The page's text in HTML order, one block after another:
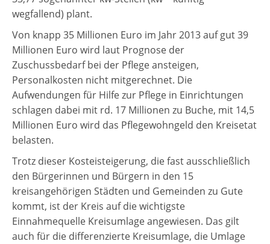
wegfallend) plant.
Von knapp 35 Millionen Euro im Jahr 2013 auf gut 39
Millionen Euro wird laut Prognose der
Zuschussbedarf bei der Pflege ansteigen,
Personalkosten nicht mitgerechnet. Die
Aufwendungen für Hilfe zur Pflege in Einrichtungen
schlagen dabei mit rd. 17 Millionen zu Buche, mit 14,5
Millionen Euro wird das Pflegewohngeld den Kreisetat
belasten.
Trotz dieser Kosteisteigerung, die fast ausschließlich
den Bürgerinnen und Bürgern in den 15
kreisangehörigen Städten und Gemeinden zu Gute
kommt, ist der Kreis auf die wichtigste
Einnahmequelle Kreisumlage angewiesen. Das gilt
auch für die differenzierte Kreisumlage, die Umlage